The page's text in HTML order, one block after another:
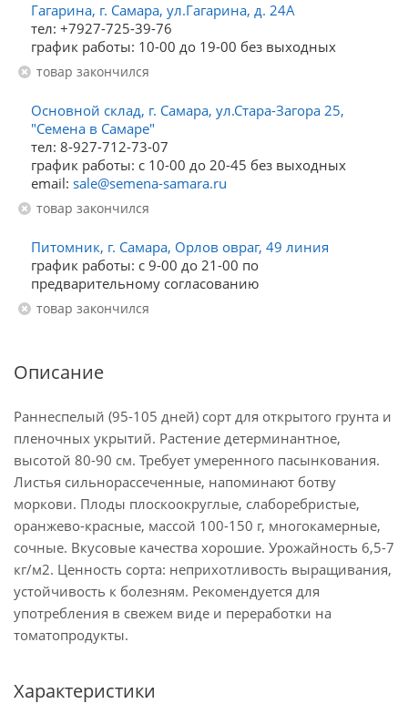
Гагарина, г. Самара, ул.Гагарина, д. 24А
тел: +7927-725-39-76
график работы: 10-00 до 19-00 без выходных
Товар закончился
Основной склад, г. Самара, ул.Стара-Загора 25,
"Семена в Самаре"
тел: 8-927-712-73-07
график работы: с 10-00 до 20-45 без выходных
email: sale@semena-samara.ru
Товар закончился
Питомник, г. Самара, Орлов овраг, 49 линия
график работы: с 9-00 до 21-00 по
предварительному согласованию
Товар закончился
Описание
Раннеспелый (95-105 дней) сорт для открытого грунта и
пленочных укрытий. Растение детерминантное,
высотой 80-90 см. Требует умеренного пасынкования.
Листья сильнорассеченные, напоминают ботву
моркови. Плоды плоскоокруглые, слаборебристые,
оранжево-красные, массой 100-150 г, многокамерные,
сочные. Вкусовые качества хорошие. Урожайность 6,5-7
кг/м2. Ценность сорта: неприхотливость выращивания,
устойчивость к болезням. Рекомендуется для
употребления в свежем виде и переработки на
томатопродукты.
Характеристики